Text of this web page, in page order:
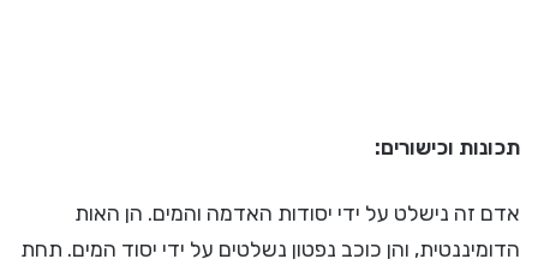
תכונות וכישורים:
אדם זה נישלט על ידי יסודות האדמה והמים. הן האות
הדומיננטית, והן כוכב נפטון נשלטים על ידי יסוד המים. תחת